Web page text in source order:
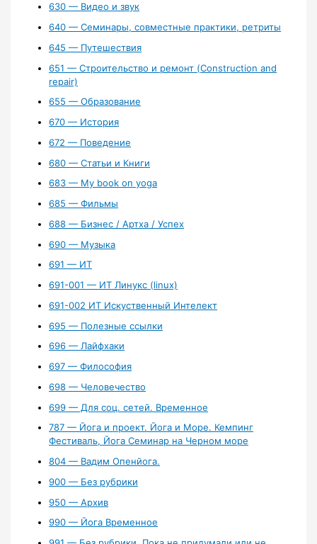
630 — Видео и звук
640 — Семинары, совместные практики, ретриты
645 — Путешествия
651 — Строительство и ремонт (Construction and
repair)
655 — Образование
670 — История
672 — Поведение
680 — Статьи и Книги
683 — My book on yoga
685 — Фильмы
688 — Бизнес / Артха / Успех
690 — Музыка
691 — ИТ
691-001 — ИТ Линукс (linux)
691-002 ИТ Искуственный Интелект
695 — Полезные ссылки
696 — Лайфхаки
697 — Философия
698 — Человечество
699 — Для соц. сетей. Временное
787 — Йога и проект. Йога и Море. Кемпинг
Фестиваль, Йога Семинар на Черном море
804 — Вадим Опенйога.
900 — Без рубрики
950 — Архив
990 — Йога Временное